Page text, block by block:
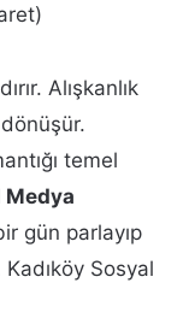
Alışkanlık
temel
Medya
gün parlayıp
Sosyal